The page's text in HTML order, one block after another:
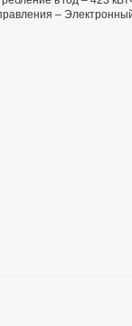
–